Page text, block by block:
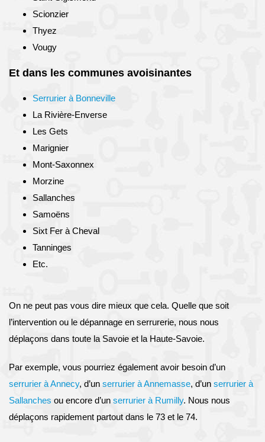
Scionzier
Thyez
Vougy
Et dans les communes avoisinantes
Serrurier à Bonneville
La Rivière-Enverse
Les Gets
Marignier
Mont-Saxonnex
Morzine
Sallanches
Samoëns
Sixt Fer à Cheval
Tanninges
Etc.
On ne peut pas vous dire mieux que cela. Quelle que soit
l’intervention ou le dépannage en serrurerie, nous nous
déplaçons dans toute la Savoie et la Haute-Savoie.
Par exemple, vous pourriez également avoir besoin d’un
serrurier à Annecy, d’un serrurier à Annemasse, d’un serrurier à
Sallanches ou encore d’un serrurier à Rumilly. Nous nous
déplaçons rapidement partout dans le 73 et le 74.